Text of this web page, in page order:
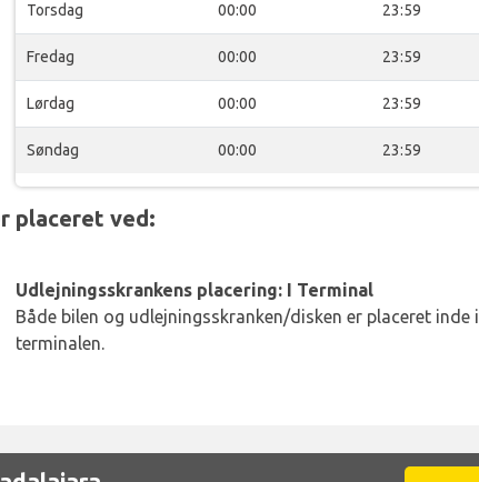
Torsdag 00:00 23:59
Fredag 00:00 23:59
Lørdag 00:00 23:59
Søndag 00:00 23:59
placeret ved:
Udlejningsskrankens placering: I Terminal
Både bilen og udlejningsskranken/disken er placeret inde i
terminalen.